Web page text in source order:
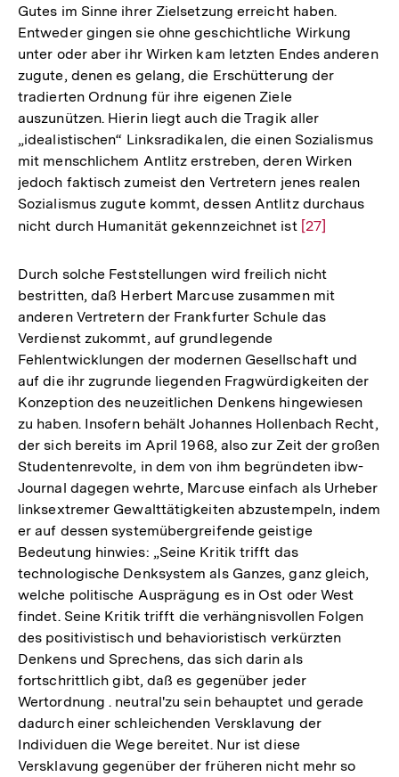
Gutes im Sinne ihrer Zielsetzung erreicht haben.
Entweder gingen sie ohne geschichtliche Wirkung
unter oder aber ihr Wirken kam letzten Endes anderen
zugute, denen es gelang, die Erschütterung der
tradierten Ordnung für ihre eigenen Ziele
auszunützen. Hierin liegt auch die Tragik aller
„idealistischen“ Linksradikalen, die einen Sozialismus
mit menschlichem Antlitz erstreben, deren Wirken
jedoch faktisch zumeist den Vertretern jenes realen
Sozialismus zugute kommt, dessen Antlitz durchaus
nicht durch Humanität gekennzeichnet ist Zur
der
Fußnote
[27]
Durch solche Feststellungen wird freilich nicht
bestritten, daß Herbert Marcuse zusammen mit
anderen Vertretern der Frankfurter Schule das
Verdienst zukommt, auf grundlegende
Fehlentwicklungen der modernen Gesellschaft und
auf die ihr zugrunde liegenden Fragwürdigkeiten der
Konzeption des neuzeitlichen Denkens hingewiesen
zu haben. Insofern behält Johannes Hollenbach Recht,
der sich bereits im April 1968, also zur Zeit der großen
Studentenrevolte, in dem von ihm begründeten ibw-
Journal dagegen wehrte, Marcuse einfach als Urheber
linksextremer Gewalttätigkeiten abzustempeln, indem
er auf dessen systemübergreifende geistige
Bedeutung hinwies: „Seine Kritik trifft das
technologische Denksystem als Ganzes, ganz gleich,
welche politische Ausprägung es in Ost oder West
findet. Seine Kritik trifft die verhängnisvollen Folgen
des positivistisch und behavioristisch verkürzten
Denkens und Sprechens, das sich darin als
fortschrittlich gibt, daß es gegenüber jeder
Wertordnung . neutral'zu sein behauptet und gerade
dadurch einer schleichenden Versklavung der
Individuen die Wege bereitet. Nur ist diese
Versklavung gegenüber der früheren nicht mehr so